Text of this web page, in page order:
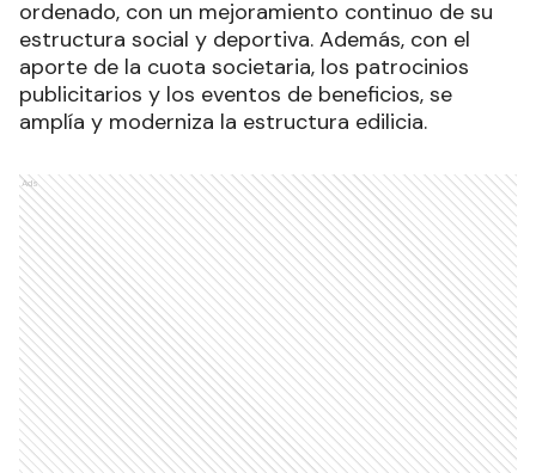
ordenado, con un mejoramiento continuo de su
estructura social y deportiva. Además, con el
aporte de la cuota societaria, los patrocinios
publicitarios y los eventos de beneficios, se
amplía y moderniza la estructura edilicia.
Ads